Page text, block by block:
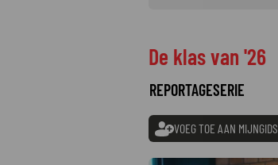
De klas van '26
REPORTAGESERIE
VOEG TOE AAN MIJNGIDS